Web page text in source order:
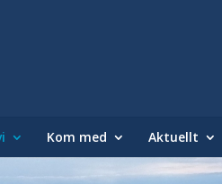
Kom med Aktuellt